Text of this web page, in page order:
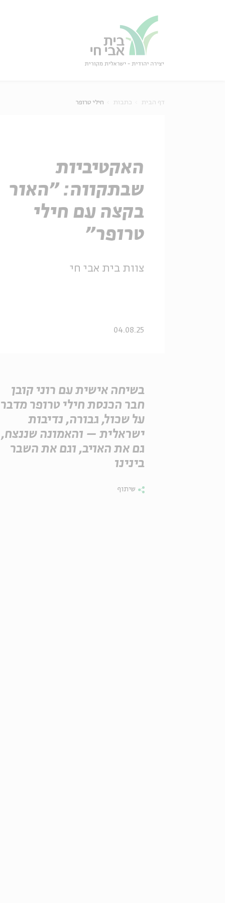
דף הבית כתבות חילי טרופר
האקטיביות
שבתקווה: "האור
בקצה עם חילי
טרופר"
צוות בית אבי חי
04.08.25
בשיחה אישית עם רוני קובן
חבר הכנסת חילי טרופר מדבר
על שכול, גבורה, נדיבות
ישראלית – והאמונה שננצח,
גם את האויב, וגם את השבר
בינינו
שיתוף